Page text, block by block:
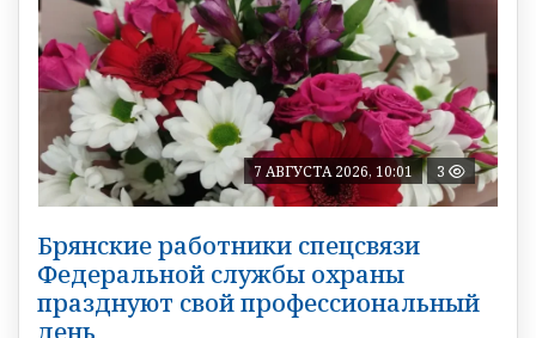
7 АВГУСТА 2026, 10:01 3
Брянские работники спецсвязи
Федеральной службы охраны
празднуют свой профессиональный